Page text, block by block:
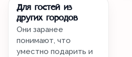
Для гостей из
других городов
Они заранее
понимают, что
уместно подарить и